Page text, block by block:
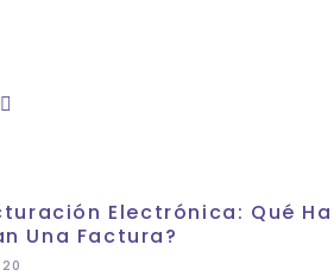
Electrónica: Qué
Una Factura?